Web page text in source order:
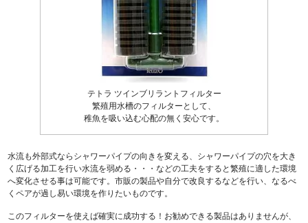
テトラ ツインブリラントフィルター
繁殖用水槽のフィルターとして、
稚魚を吸い込む心配の無く安心です。
水流も外部式ならシャワーパイプの向きを変える、シャワーパイプの穴を大き
く広げる加工を行い水流を弱める・・・などの工夫をすると繁殖に適した環境
へ変化させる事は可能です。市販の製品や自分で改良するなどを行い、なるべ
くペアが過し易い環境を作りたいものです。
このフィルターを使えば確実に成功する！お勧めできる製品はありませんが、